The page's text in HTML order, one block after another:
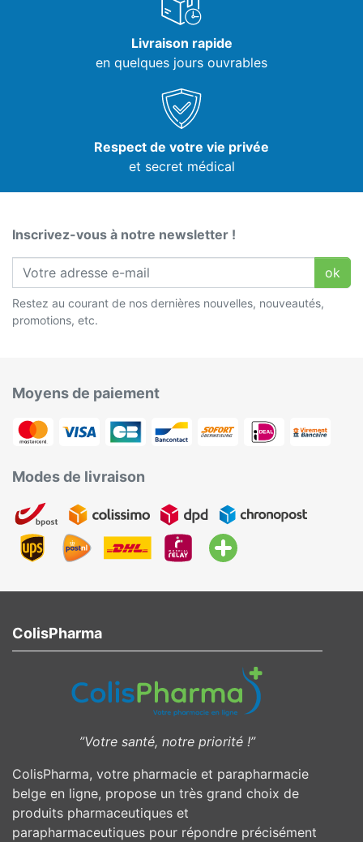
Livraison rapide
en quelques jours ouvrables
Respect de votre vie privée
et secret médical
Inscrivez-vous à notre newsletter !
ok
Restez au courant de nos dernières nouvelles, nouveautés,
promotions, etc.
Moyens de paiement
Modes de livraison
ColisPharma
”Votre santé, notre priorité !”
ColisPharma, votre pharmacie et parapharmacie
belge en ligne, propose un très grand choix de
produits pharmaceutiques et
parapharmaceutiques pour répondre précisément